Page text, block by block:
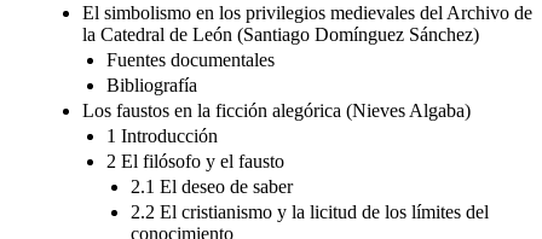
El simbolismo en los privilegios medievales del Archivo de
la Catedral de León (Santiago Domínguez Sánchez)
Fuentes documentales
Bibliografía
Los faustos en la ficción alegórica (Nieves Algaba)
1 Introducción
2 El filósofo y el fausto
2.1 El deseo de saber
2.2 El cristianismo y la licitud de los límites del
conocimiento